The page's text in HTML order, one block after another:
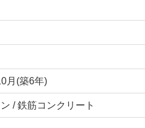
月(築6年)
/ 鉄筋コンクリート